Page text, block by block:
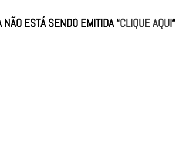
ESTÁ SENDO EMITIDA “CLIQUE AQUI“